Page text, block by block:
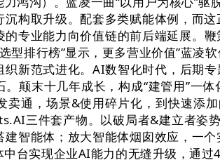
构取升级。配套多类赋能体例，而
专业能力向价值链的前后端延展。
排行榜”显示，更多营业价值”蓝凌
新范式进化。AI数智化时代，后期
颠末十几年成长，构成“建管用”一
卖通，场景&使用碎片化，到快速添
三件套产物。以破局者&建立者姿
智能体；放大智能体烟囱效应，一
台实现企业AI能力的无缝升级，通